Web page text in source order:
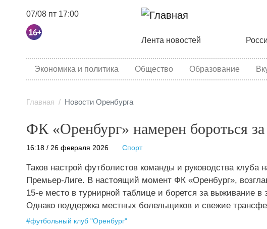
07/08 пт 17:00
Основная навигация
Лента новостей
category menu
Экономика и политика Общество Образование
Главная Новости Оренбурга
ФК «Оренбург» намерен бороться
16:18 / 26 февраля 2026 Спорт
Таков настрой футболистов команды и руководства
Премьер-Лиге. В настоящий момент ФК «Оренбург»,
15-е место в турнирной таблице и борется за выживание в
Однако поддержка местных болельщиков и свежие
#футбольный клуб "Оренбург"